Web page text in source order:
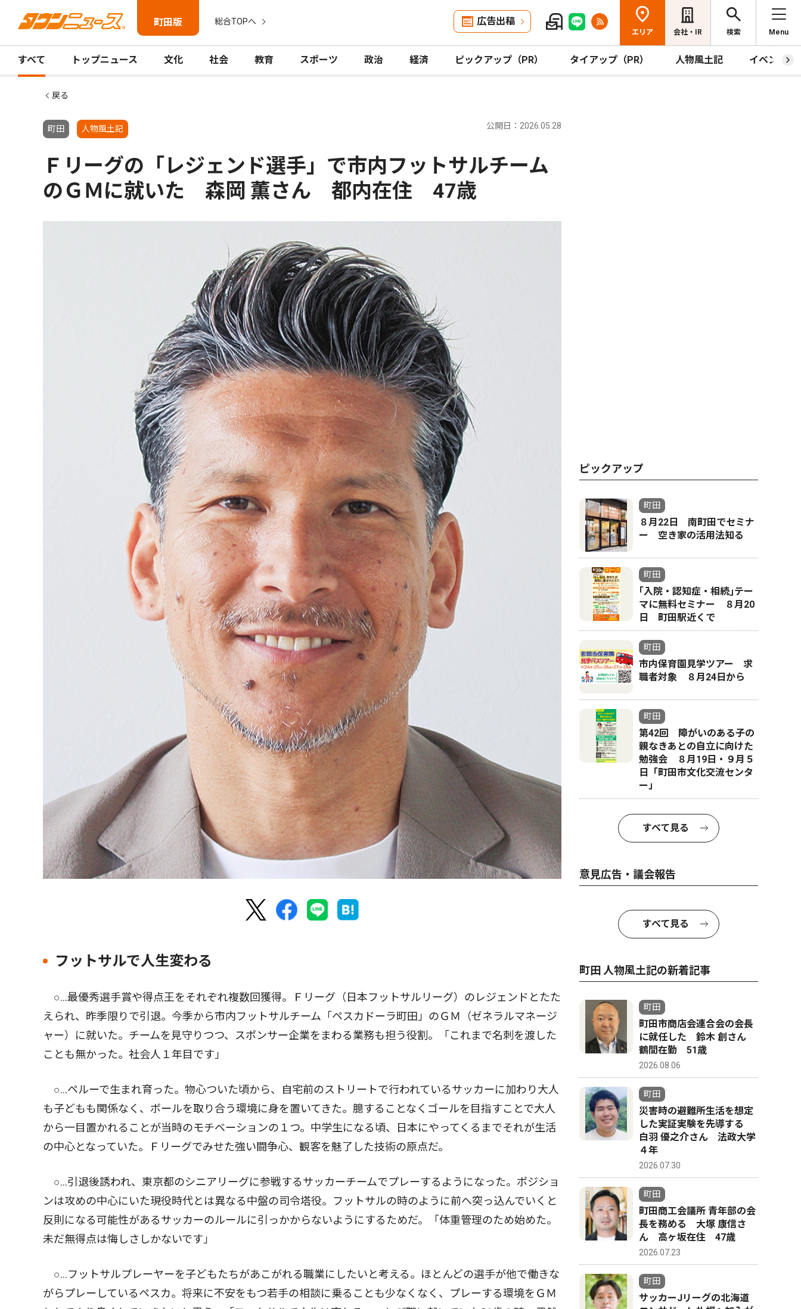
町田版 総合TOPへ 広告出稿
エリア 会社・IR 検索 Menu
すべて トップニュース 文化 社会 教育 スポーツ 政治 経済 ピックアップ（PR） タイアップ（PR） 人物風土記 イベント
戻る
町田 人物風土記 公開日：2026.05.28
Ｆリーグの「レジェンド選手」で市内フットサルチーム
のＧＭに就いた 森岡 薫さん 都内在住 47歳
フットサルで人生変わる
○…最優秀選手賞や得点王をそれぞれ複数回獲得。Ｆリーグ（日本フットサルリーグ）のレジェンドとたた
えられ、昨季限りで引退。今季から市内フットサルチーム「ペスカドーラ町田」のＧＭ（ゼネラルマネージ
ャー）に就いた。チームを見守りつつ、スポンサー企業をまわる業務も担う役割。「これまで名刺を渡した
ことも無かった。社会人１年目です」
○…ペルーで生まれ育った。物心ついた頃から、自宅前のストリートで行われているサッカーに加わり大人
も子どもも関係なく、ボールを取り合う環境に身を置いてきた。臆することなくゴールを目指すことで大人
から一目置かれることが当時のモチベーションの１つ。中学生になる頃、日本にやってくるまでそれが生活
の中心となっていた。Ｆリーグでみせた強い闘争心、観客を魅了した技術の原点だ。
○…引退後誘われ、東京都のシニアリーグに参戦するサッカーチームでプレーするようになった。ポジショ
ンは攻めの中心にいた現役時代とは異なる中盤の司令塔役。フットサルの時のように前へ突っ込んでいくと
反則になる可能性があるサッカーのルールに引っかからないようにするためだ。「体重管理のため始めた。
未だ無得点は悔しさしかないです」
○…フットサルプレーヤーを子どもたちがあこがれる職業にしたいと考える。ほとんどの選手が他で働きな
がらプレーしているペスカ。将来に不安をもつ若手の相談に乗ることも少なくなく、プレーする環境をＧＭ
ピックアップ
町田
８月22日 南町田でセミナ
ー 空き家の活用法知る
町田
｢入院・認知症・相続｣テー
マに無料セミナー ８月20
日 町田駅近くで
町田
市内保育園見学ツアー 求
職者対象 ８月24日から
町田
第42回 障がいのある子の
親なきあとの自立に向けた
勉強会 ８月19日・９月５
日「町田市文化交流センタ
ー」
すべて見る
意見広告・議会報告
すべて見る
町田 人物風土記の新着記事
町田
町田市商店会連合会の会長
に就任した 鈴木 創さん
鶴間在勤 51歳
2026.08.06
町田
災害時の避難所生活を想定
した実証実験を先導する
白羽 優之介さん 法政大学
４年
2026.07.30
町田
町田商工会議所 青年部の会
長を務める 大塚 康信さ
ん 高ヶ坂在住 47歳
2026.07.23
町田
サッカーJリーグの北海道